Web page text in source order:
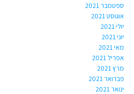
ספטמבר 2021
אוגוסט 2021
יולי 2021
יוני 2021
מאי 2021
אפריל 2021
מרץ 2021
פברואר 2021
ינואר 2021